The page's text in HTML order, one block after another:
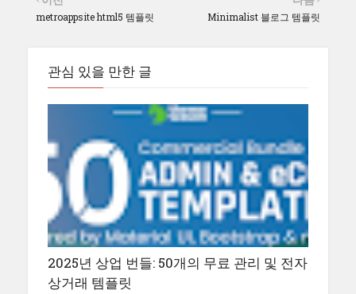
Minimalist 블로그 템플릿
metroappsite html5 템플릿
관심 있을 만한 글
2025년 상업 번들: 50개의 무료 관리 및 전자
상거래 템플릿